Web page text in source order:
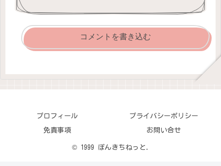
コメントを書き込む
プロフィール プライバシーポリシー
免責事項 お問い合せ
© 1999 ぽんきちねっと.